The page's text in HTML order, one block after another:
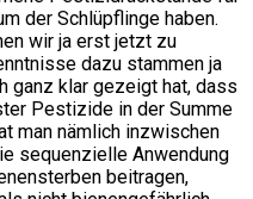
der Schlüpflinge haben.
wir ja erst jetzt zu
dazu stammen ja
ganz klar gezeigt hat, dass
Pestizide in der Summe
man nämlich inzwischen
sequenzielle Anwendung
beitragen,